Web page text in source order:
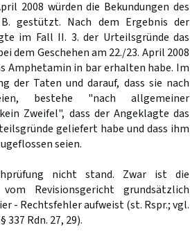
2008 würden die Bekundungen des
gestützt. Nach dem Ergebnis der
im Fall II. 3. der Urteilsgründe das
dem Geschehen am 22./23. April 2008
Amphetamin in bar erhalten habe. Im
der Taten und darauf, dass sie nach
bestehe "nach allgemeiner
Zweifel", dass der Angeklagte das
geliefert habe und dass ihm
seien.
nicht stand. Zwar ist die
Revisionsgericht grundsätzlich
- Rechtsfehler aufweist (st. Rspr.; vgl.
337 Rdn. 27, 29).